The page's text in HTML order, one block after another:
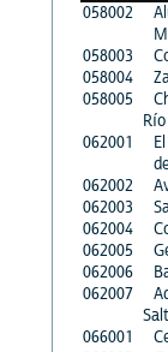
058002
058003
058004
058005
062001
062002
062003
062004
062005
062006
062007
066001